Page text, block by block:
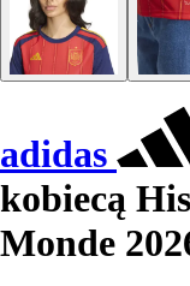
adidas
kobiecą
Monde